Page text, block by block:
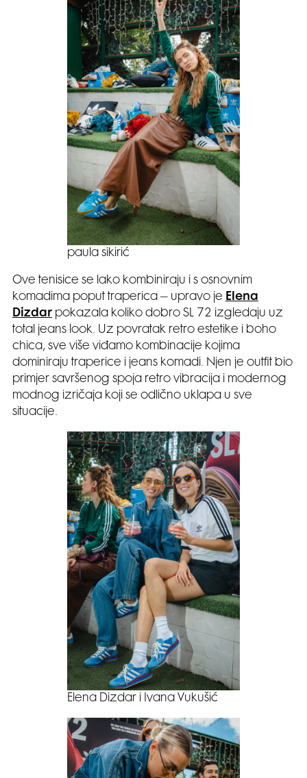
paula sikirić
Ove tenisice se lako kombiniraju i s osnovnim
komadima poput traperica – upravo je Elena
Dizdar pokazala koliko dobro SL 72 izgledaju uz
total jeans look. Uz povratak retro estetike i boho
chica, sve više viđamo kombinacije kojima
dominiraju traperice i jeans komadi. Njen je outfit bio
primjer savršenog spoja retro vibracija i modernog
modnog izričaja koji se odlično uklapa u sve
situacije.
Elena Dizdar i Ivana Vukušić